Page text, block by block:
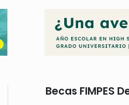
Becas FIMPES